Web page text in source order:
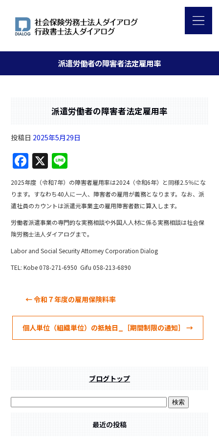
派遣労働者の障害者法定雇用率
派遣労働者の障害者法定雇用率
投稿日 2025年5月29日
F
a
c
e
b
o
o
k
X
n
e
2025年度（令和7年）の障害者雇用率は2024（令和6年）と同様2.5％にな
ります。すなわち40人に一人、障害者の雇用が義務となります。なお、派
遣社員のカウントは派遣元事業主の雇用障害者数に算入します。
労働者派遣事業の専門的な実務相談や外国人人材に係る実務相談は社会保
険労務士法人ダイアログまで。
Labor and Social Security Attorney Corporation Dialog
TEL: Kobe 078-271-6950 Gifu 058-213-6890
←令和７年度の雇用保険料率
個人単位（組織単位）の抵触日_［期間制限の通知］ →
ブログトップ
最近の投稿